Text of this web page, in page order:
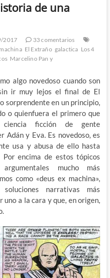
de una
2017
33 comentarios
El Extraño galactica Los 4
Marcelino Pan y
algo novedoso cuando son
ir muy lejos el final de El
sorprendente en un principio,
o quienfuera el primero que
ficción de gente
Adán y Eva. Es novedoso, es
usa y abusa de ello hasta
encima de estos tópicos
mucho más
como «deus ex machina»,
narrativas más
uno a la cara y que, en origen,